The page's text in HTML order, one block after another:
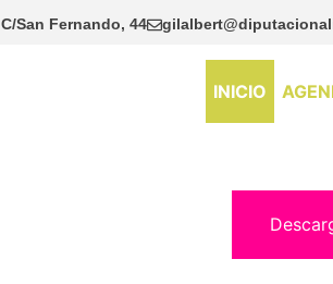
C/San Fernando, 44
INICIO